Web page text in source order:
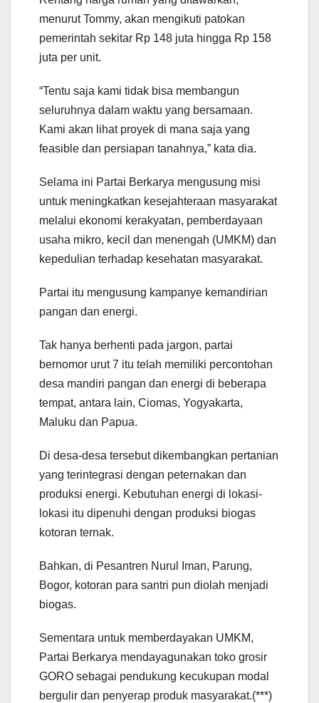
menurut Tommy, akan mengikuti patokan
pemerintah sekitar Rp 148 juta hingga Rp 158
juta per unit.
“Tentu saja kami tidak bisa membangun
seluruhnya dalam waktu yang bersamaan.
Kami akan lihat proyek di mana saja yang
feasible dan persiapan tanahnya,” kata dia.
Selama ini Partai Berkarya mengusung misi
untuk meningkatkan kesejahteraan masyarakat
melalui ekonomi kerakyatan, pemberdayaan
usaha mikro, kecil dan menengah (UMKM) dan
kepedulian terhadap kesehatan masyarakat.
Partai itu mengusung kampanye kemandirian
pangan dan energi.
Tak hanya berhenti pada jargon, partai
bernomor urut 7 itu telah memiliki percontohan
desa mandiri pangan dan energi di beberapa
tempat, antara lain, Ciomas, Yogyakarta,
Maluku dan Papua.
Di desa-desa tersebut dikembangkan pertanian
yang terintegrasi dengan peternakan dan
produksi energi. Kebutuhan energi di lokasi-
lokasi itu dipenuhi dengan produksi biogas
kotoran ternak.
Bahkan, di Pesantren Nurul Iman, Parung,
Bogor, kotoran para santri pun diolah menjadi
biogas.
Sementara untuk memberdayakan UMKM,
Partai Berkarya mendayagunakan toko grosir
GORO sebagai pendukung kecukupan modal
bergulir dan penyerap produk masyarakat.(***)